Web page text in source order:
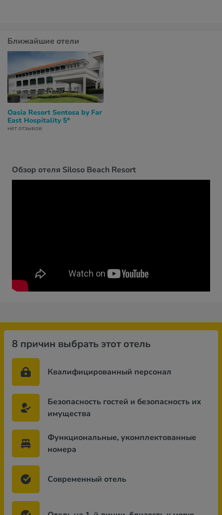
Обзор отеля Siloso Beach Resort
Ближайшие отели
Oasia Resort Sentosa by Far
East Hospitality 5*
нет отзывов
8 причин выбрать этот отель
Квалифицированный персонал
Безопасность гостей и безопасность их
имущества
Функциональные, укомплектованные
номера
Современный отель